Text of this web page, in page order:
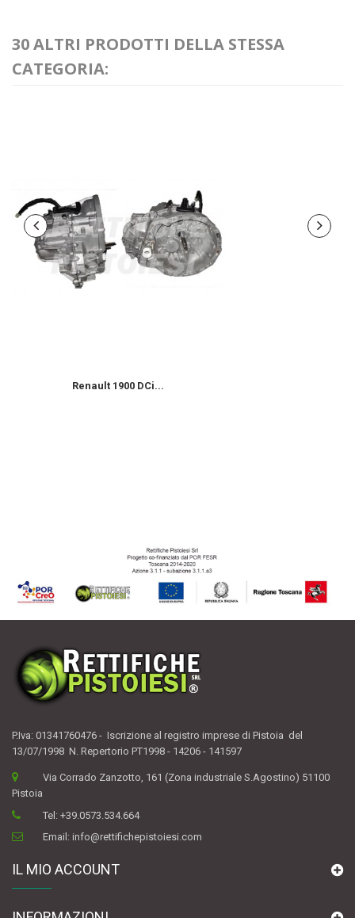
30 ALTRI PRODOTTI DELLA STESSA
CATEGORIA:
Renault 1900 DCi...
P.Iva: 01341760476 - Iscrizione al registro imprese di Pistoia del
13/07/1998 N. Repertorio PT1998 - 14206 - 141597
Via Corrado Zanzotto, 161 (Zona industriale S.Agostino) 51100
Pistoia
Tel:+39.0573.534.664
Email:info@rettifichepistoiesi.com
IL MIO ACCOUNT